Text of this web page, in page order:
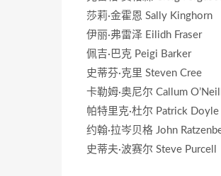
莎莉·金霍恩 Sally Kinghorn
伊丽·弗雷泽 Eilidh Fraser
佩吉·巴克 Peigi Barker
史蒂芬·克里 Steven Cree
卡勒姆·奥尼尔 Callum O’Neill
帕特里克·杜尔 Patrick Doyle
约翰·拉岑贝格 John
史蒂夫·波赛尔 Steve Purcell